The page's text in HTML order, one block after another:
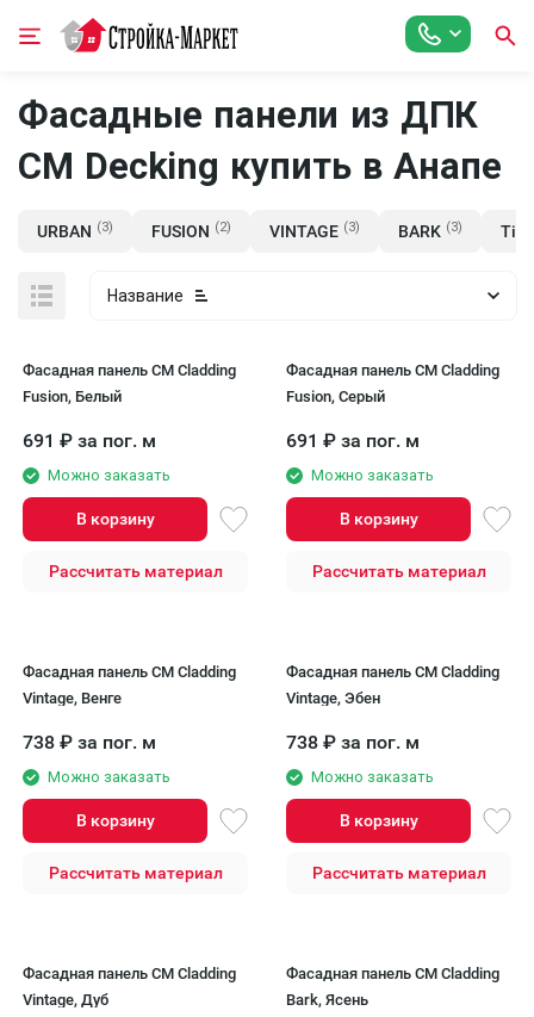
Фасадные панели из ДПК
CM Decking купить в Анапе
URBAN (3) FUSION (2) VINTAGE (3) BARK (3)
Название
Фасадная панель CM Cladding
Fusion, Белый
691 ₽ за пог. м
Можно заказать
В корзину
Рассчитать материал
Фасадная панель CM Cladding
Fusion, Серый
691 ₽ за пог. м
Можно заказать
В корзину
Рассчитать материал
Фасадная панель CM Cladding
Vintage, Венге
738 ₽ за пог. м
Можно заказать
В корзину
Рассчитать материал
Фасадная панель CM Cladding
Vintage, Эбен
738 ₽ за пог. м
Можно заказать
В корзину
Рассчитать материал
Фасадная панель CM Cladding
Vintage, Дуб
Фасадная панель CM Cladding
Bark, Ясень